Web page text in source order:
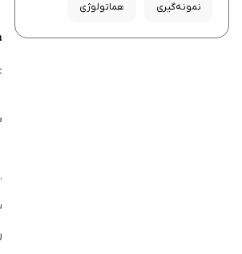
آزمایش کراتینین خون چیست و چگونه
عطیه
، یک
ارزیابی عملکرد کلیه‌هاست. کراتینین
تجزیه طبیعی کراتین موجود در عضلات
تولید آن نسبتا ثابت است و عمدتا به توده
بستگی دارد. اهمیت بالینی اصلی کراتینین
نمونه‌گیری هماتولوژی